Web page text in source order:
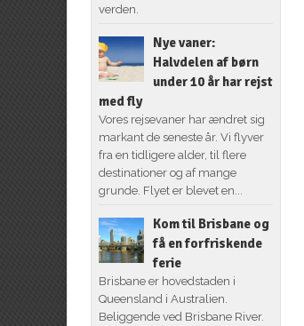
verden.
Nye vaner:
Halvdelen af børn
under 10 år har rejst
med fly
Vores rejsevaner har ændret sig
markant de seneste år. Vi flyver
fra en tidligere alder, til flere
destinationer og af mange
grunde. Flyet er blevet en...
Kom til Brisbane og
få en forfriskende
ferie
Brisbane er hovedstaden i
Queensland i Australien.
Beliggende ved Brisbane River.